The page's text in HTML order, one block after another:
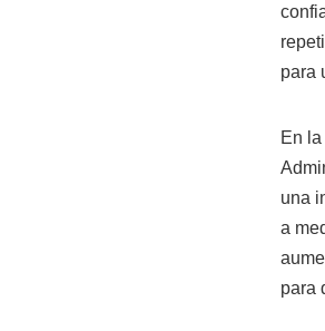
para
En
una
a
para